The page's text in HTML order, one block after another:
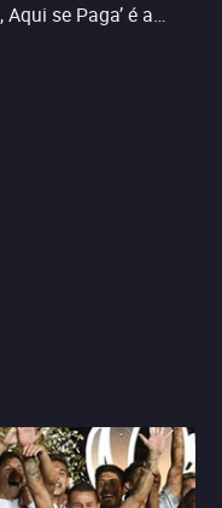
se Paga’ é a
uma produção de
novidade da